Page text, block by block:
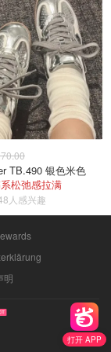
打开 APP
TB.490 银色米色
松弛感拉满
人感兴趣
明